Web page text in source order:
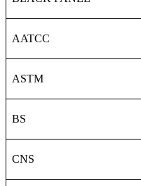
AATCC
ASTM
BS
CNS